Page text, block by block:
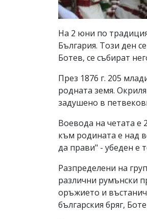
На 2 юни по
България. Този ден
Ботев, се събират
През 1876 г. 205
родната земя.
задушено в
Воевода на четата
към родината е над
да прави" - убеден е
Разпределени на
различни румънски
оръжието и
българския бряг,